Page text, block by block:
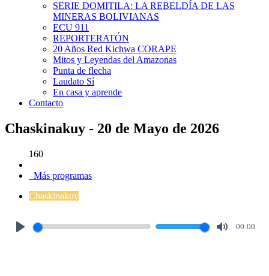
SERIE DOMITILA: LA REBELDÍA DE LAS
MINERAS BOLIVIANAS
ECU 911
REPORTERATÓN
20 Años Red Kichwa CORAPE
Mitos y Leyendas del Amazonas
Punta de flecha
Laudato Sí
En casa y aprende
Contacto
Chaskinakuy - 20 de Mayo de 2026
160
Más programas
Chaskinakuy
00:00